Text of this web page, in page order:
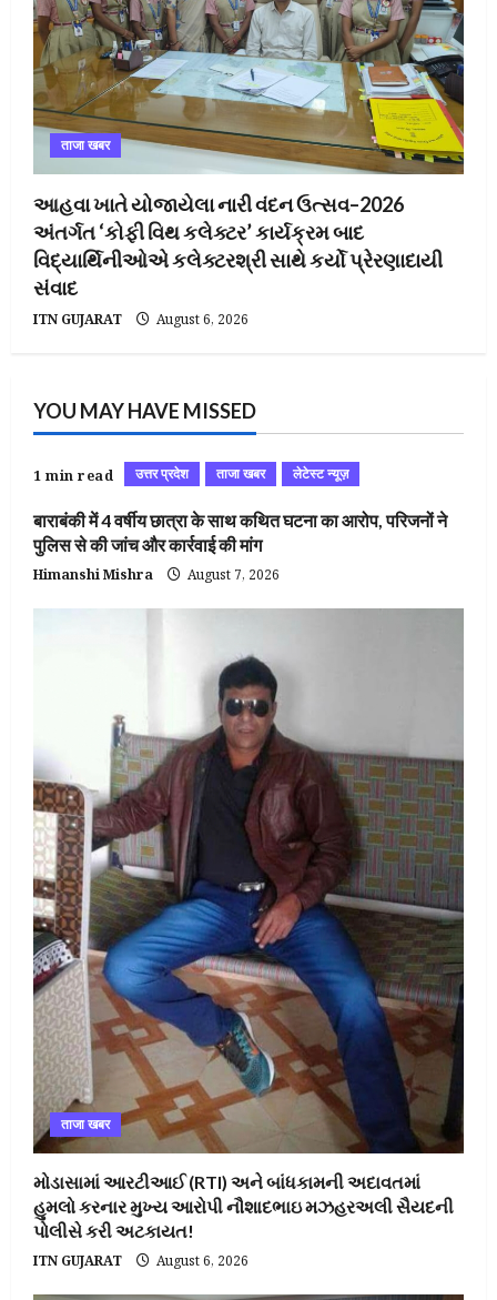
ताजा खबर
આહવા ખાતે યોજાયેલા નારી વંદન ઉત્સવ–2026
અંતર્ગત ‘કોફી વિથ કલેક્ટર’ કાર્યક્રમ બાદ
વિદ્યાર્થિનીઓએ કલેક્ટરશ્રી સાથે કર્યો પ્રેરણાદાયી
સંવાદ
ITN GUJARAT August 6, 2026
YOU MAY HAVE MISSED
1 min read उत्तर प्रदेश ताजा खबर लेटेस्ट न्यूज़
बाराबंकी में 4 वर्षीय छात्रा के साथ कथित घटना का आरोप, परिजनों ने
पुलिस से की जांच और कार्रवाई की मांग
Himanshi Mishra August 7, 2026
ताजा खबर
મોડાસામાં આરટીઆઈ (RTI) અને બાંધકામની અદાવતમાં
હુમલો કરનાર મુખ્ય આરોપી નૌશાદભાઇ મઝહરઅલી સૈયદની
પોલીસે કરી અટકાયત!
ITN GUJARAT August 6, 2026